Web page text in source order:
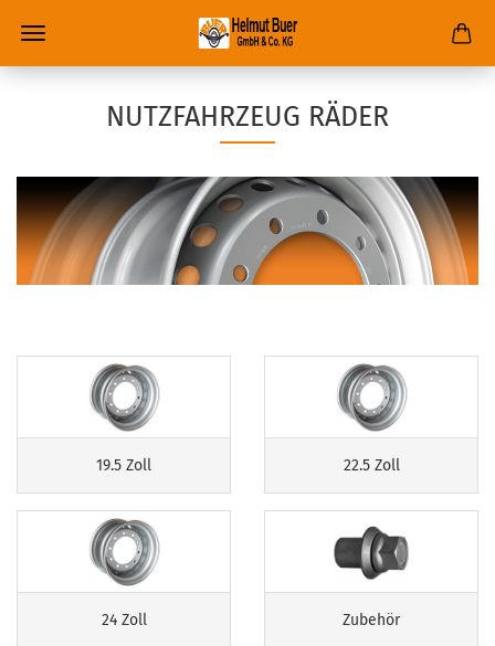
NUTZFAHRZEUG RÄDER
19.5 Zoll 22.5 Zoll
24 Zoll Zubehör